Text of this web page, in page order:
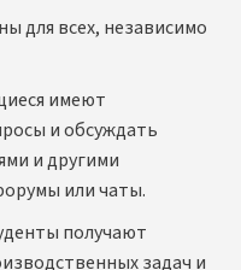
для всех, независимо
имеют
и обсуждать
и другими
или чаты.
получают
задач и